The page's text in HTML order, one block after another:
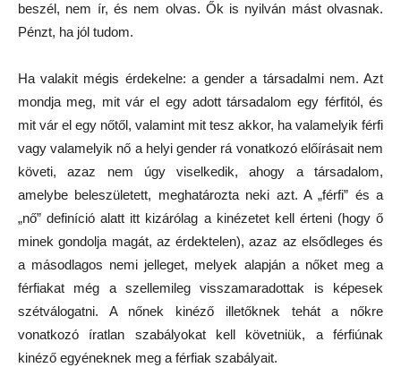
beszél, nem ír, és nem olvas. Ők is nyilván mást olvasnak.
Pénzt, ha jól tudom.
Ha valakit mégis érdekelne: a gender a társadalmi nem. Azt
mondja meg, mit vár el egy adott társadalom egy férfitól, és
mit vár el egy nőtől, valamint mit tesz akkor, ha valamelyik férfi
vagy valamelyik nő a helyi gender rá vonatkozó előírásait nem
követi, azaz nem úgy viselkedik, ahogy a társadalom,
amelybe beleszületett, meghatározta neki azt. A „férfi” és a
„nő” definíció alatt itt kizárólag a kinézetet kell érteni (hogy ő
minek gondolja magát, az érdektelen), azaz az elsődleges és
a másodlagos nemi jelleget, melyek alapján a nőket meg a
férfiakat még a szellemileg visszamaradottak is képesek
szétválogatni. A nőnek kinéző illetőknek tehát a nőkre
vonatkozó íratlan szabályokat kell követniük, a férfiúnak
kinéző egyéneknek meg a férfiak szabályait.